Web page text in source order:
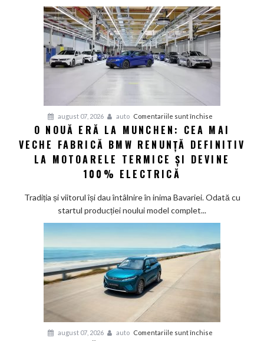
100%
electric
până
2030
șapte
noi
august 07, 2026 auto Comentariile sunt închise
O
nouă
eră
Cea
BMW
renunță
și
O NOUĂ ERĂ LA MUNCHEN: CEA MAI
VECHE FABRICĂ BMW RENUNȚĂ DEFINITIV
LA MOTOARELE TERMICE ȘI DEVINE
100% ELECTRICĂ
Tradiția și viitorul își dau întâlnire în inima Bavariei. Odată cu
startul producției noului model complet...
august 07, 2026 auto Comentariile sunt închise